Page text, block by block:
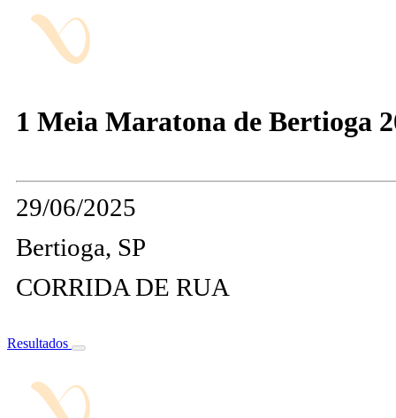
1 Meia Maratona de Bertioga
29/06/2025
Bertioga, SP
CORRIDA DE RUA
Resultados